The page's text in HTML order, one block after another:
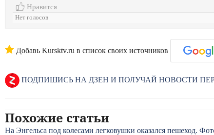
Нравится
Нет голосов
Добавь Kursktv.ru в список своих источников
ПОДПИШИСЬ НА ДЗЕН И ПОЛУЧАЙ НОВОСТИ
Похожие статьи
На Энгельса под колесами легковушки оказался пешеход.